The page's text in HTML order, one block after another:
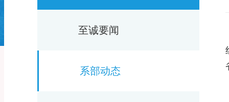
至诚要闻
系部动态